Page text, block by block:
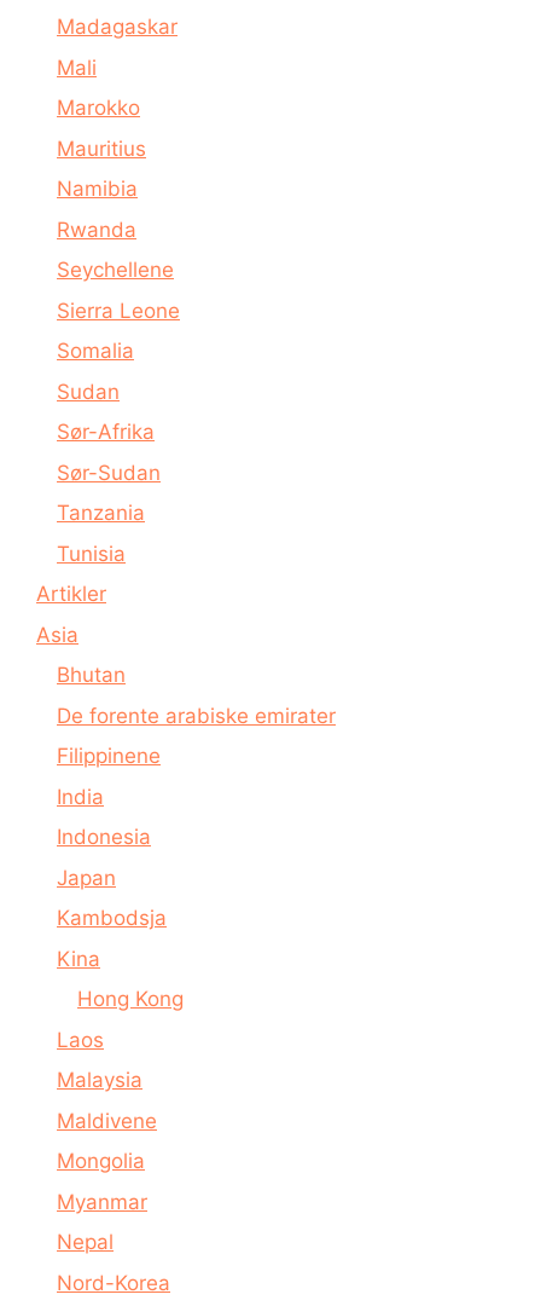
Madagaskar
Mali
Marokko
Mauritius
Namibia
Rwanda
Seychellene
Sierra Leone
Somalia
Sudan
Sør-Afrika
Sør-Sudan
Tanzania
Tunisia
Artikler
Asia
Bhutan
De forente arabiske emirater
Filippinene
India
Indonesia
Japan
Kambodsja
Kina
Hong Kong
Laos
Malaysia
Maldivene
Mongolia
Myanmar
Nepal
Nord-Korea